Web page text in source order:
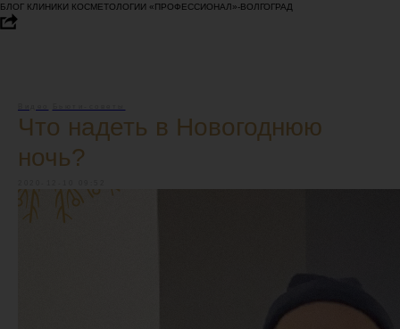
БЛОГ КЛИНИКИ КОСМЕТОЛОГИИ «ПРОФЕССИОНАЛ»-ВОЛГОГРАД
Что надеть в Новогоднюю
ночь?